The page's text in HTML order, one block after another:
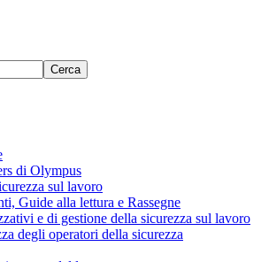
Cerca
di Olympus
sul lavoro
Guide alla lettura e Rassegne
e di gestione della sicurezza sul lavoro
degli operatori della sicurezza